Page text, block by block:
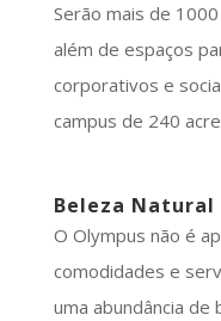
Serão mais de
além de espaços
corporativos e
campus de 240
Beleza Natural
O Olympus não é
comodidades e
uma abundância de